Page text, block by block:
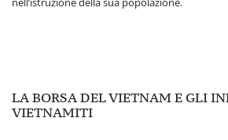
LA BORSA DEL VIETNAM E GLI
VIETNAMITI